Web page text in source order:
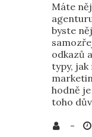
Máte
byste
odkazů
typy, jak
hodně
toho